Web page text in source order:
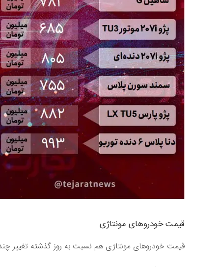
قیمت خودروهای مونتاژی
قیمت خودروهای مونتاژی هم نسبت به روز گذشته تغییر